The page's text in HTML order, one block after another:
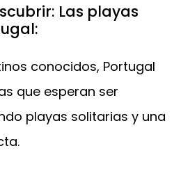
Las playas
conocidos, Portugal
que esperan ser
playas solitarias y una